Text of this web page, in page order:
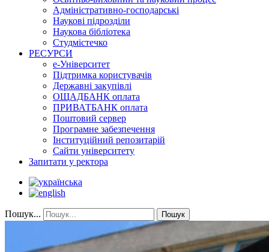
Адміністративно-господарські
Наукові підрозділи
Наукова бібліотека
Студмістечко
РЕСУРСИ
е-Університет
Підтримка користувачів
Державні закупівлі
ОЩАДБАНК оплата
ПРИВАТБАНК оплата
Поштовий сервер
Програмне забезпечення
Інституційний репозитарій
Сайти університету
Запитати у ректора
Пошук... Пошук